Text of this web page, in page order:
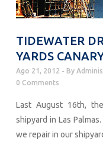
TIDEWATER
YARDS
Ago 21, 2012 By
0 Comments
Last August 16th,
shipyard in Las
we repair in our